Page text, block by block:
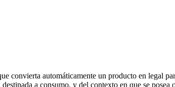
convierta automáticamente un producto en legal
a consumo, y del contexto en que se posea